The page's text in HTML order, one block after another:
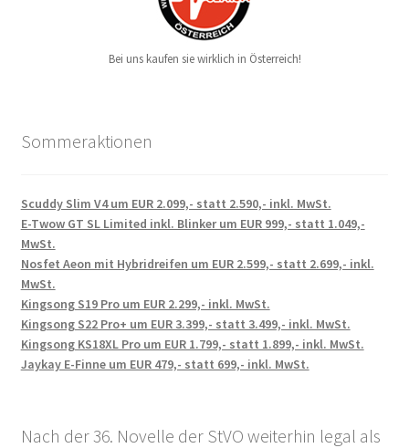
Bei uns kaufen sie wirklich in Österreich!
Sommeraktionen
Scuddy Slim V4 um EUR 2.099,- statt 2.590,- inkl. MwSt.
E-Twow GT SL Limited inkl. Blinker um EUR 999,- statt 1.049,-
MwSt.
Nosfet Aeon mit Hybridreifen um EUR 2.599,- statt 2.699,- inkl.
MwSt.
Kingsong S19 Pro um EUR 2.299,- inkl. MwSt.
Kingsong S22 Pro+ um EUR 3.399,- statt 3.499,- inkl. MwSt.
Kingsong KS18XL Pro um EUR 1.799,- statt 1.899,- inkl. MwSt.
Jaykay E-Finne um EUR 479,- statt 699,- inkl. MwSt.
Nach der 36. Novelle der StVO weiterhin legal als